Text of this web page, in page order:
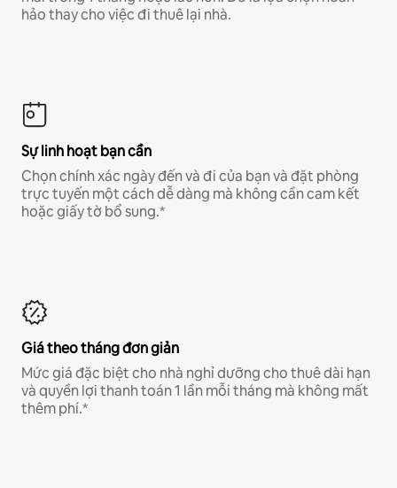
hảo thay cho việc đi thuê lại nhà.
Sự linh hoạt bạn cần
Chọn chính xác ngày đến và đi của bạn và đặt phòng
trực tuyến một cách dễ dàng mà không cần cam kết
hoặc giấy tờ bổ sung.*
Giá theo tháng đơn giản
Mức giá đặc biệt cho nhà nghỉ dưỡng cho thuê dài hạn
và quyền lợi thanh toán 1 lần mỗi tháng mà không mất
thêm phí.*